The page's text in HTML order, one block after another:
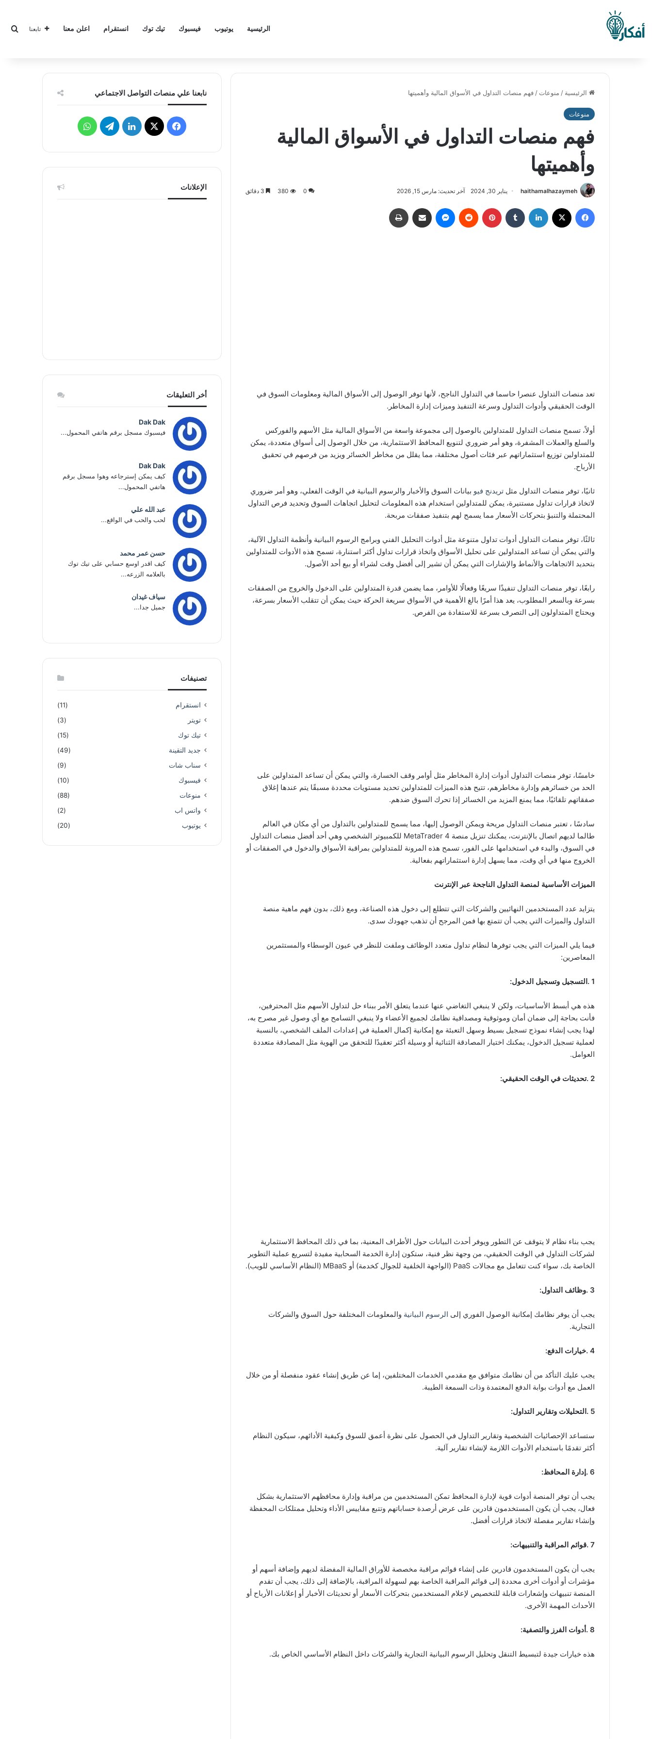
الرئيسية يوتيوب فيسبوك تيك توك انستقرام اعلن معنا تابعنا
الرئيسية / منوعات / فهم منصات التداول في الأسواق المالية وأهميتها
منوعات
فهم منصات التداول في الأسواق المالية
وأهميتها
haithamalhazaymeh يناير 30, 2024 آخر تحديث: مارس 15, 2026 0
380
فيسبوك لينكدإن بينتيريست ماسنجر مشاركة عبر البريد
تعد منصات التداول عنصرا حاسما في التداول الناجح، لأنها توفر الوصول إلى الأسواق المالية ومعلومات السوق في
الوقت الحقيقي وأدوات التداول وسرعة التنفيذ وميزات إدارة المخاطر.
أولاً، تسمح منصات التداول للمتداولين بالوصول إلى مجموعة واسعة من الأسواق المالية مثل الأسهم والفوركس
والسلع والعملات المشفرة، وهو أمر ضروري لتنويع المحافظ الاستثمارية، من خلال الوصول إلى أسواق متعددة، يمكن
للمتداولين توزيع استثماراتهم عبر فئات أصول مختلفة، مما يقلل من مخاطر الخسائر ويزيد من فرصهم في تحقيق
الأرباح.
ثانيًا، توفر منصات التداول مثل تريدنج فيو بيانات السوق والأخبار والرسوم البيانية في الوقت الفعلي، وهو أمر ضروري
لاتخاذ قرارات تداول مستنيرة، يمكن للمتداولين استخدام هذه المعلومات لتحليل اتجاهات السوق وتحديد فرص التداول
المحتملة والتنبؤ بتحركات الأسعار مما يسمح لهم بتنفيذ صفقات مربحة.
ثالثًا، توفر منصات التداول أدوات تداول متنوعة مثل أدوات التحليل الفني وبرامج الرسوم البيانية وأنظمة التداول الآلية،
والتي يمكن أن تساعد المتداولين على تحليل الأسواق واتخاذ قرارات تداول أكثر استنارة، تسمح هذه الأدوات للمتداولين
بتحديد الاتجاهات والأنماط والإشارات التي يمكن أن تشير إلى أفضل وقت لشراء أو بيع أحد الأصول.
رابعًا، توفر منصات التداول تنفيذًا سريعًا وفعالًا للأوامر، مما يضمن قدرة المتداولين على الدخول والخروج من الصفقات
بسرعة وبالسعر المطلوب، يعد هذا أمرًا بالغ الأهمية في الأسواق سريعة الحركة حيث يمكن أن تتقلب الأسعار بسرعة،
ويحتاج المتداولون إلى التصرف بسرعة للاستفادة من الفرص.
خامسًا، توفر منصات التداول أدوات إدارة المخاطر مثل أوامر وقف الخسارة، والتي يمكن أن تساعد المتداولين على
الحد من خسائرهم وإدارة مخاطرهم، تتيح هذه الميزات للمتداولين تحديد مستويات محددة مسبقًا يتم عندها إغلاق
صفقاتهم تلقائيًا، مما يمنع المزيد من الخسائر إذا تحرك السوق ضدهم.
سادسًا ، تعتبر منصات التداول مريحة ويمكن الوصول إليها، مما يسمح للمتداولين بالتداول من أي مكان في العالم
طالما لديهم اتصال بالإنترنت، يمكنك تنزيل منصة MetaTrader 4 للكمبيوتر الشخصي وهي أحد أفضل منصات التداول
في السوق، والبدء في استخدامها على الفور، تسمح هذه المرونة للمتداولين بمراقبة الأسواق والدخول في الصفقات أو
الخروج منها في أي وقت، مما يسهل إدارة استثماراتهم بفعالية.
الميزات الأساسية لمنصة التداول الناجحة عبر الإنترنت
يتزايد عدد المستخدمين النهائيين والشركات التي تتطلع إلى دخول هذه الصناعة، ومع ذلك، بدون فهم ماهية منصة
التداول والميزات التي يجب أن تتمتع بها فمن المرجح أن تذهب جهودك سدى.
فيما يلي الميزات التي يجب توفرها لنظام تداول متعدد الوظائف وملفت للنظر في عيون الوسطاء والمستثمرين
المعاصرين:
1 .التسجيل وتسجيل الدخول:
هذه هي أبسط الأساسيات، ولكن لا ينبغي التغاضي عنها عندما يتعلق الأمر ببناء حل لتداول الأسهم مثل المحترفين،
فأنت بحاجة إلى ضمان أمان وموثوقية ومصداقية نظامك لجميع الأعضاء ولا ينبغي التسامح مع أي وصول غير مصرح به،
لهذا يجب إنشاء نموذج تسجيل بسيط وسهل التعبئة مع إمكانية إكمال العملية في إعدادات الملف الشخصي، بالنسبة
لعملية تسجيل الدخول، يمكنك اختيار المصادقة الثنائية أو وسيلة أكثر تعقيدًا للتحقق من الهوية مثل المصادقة متعددة
العوامل.
2 .تحديثات في الوقت الحقيقي:
يجب بناء نظام لا يتوقف عن التطور ويوفر أحدث البيانات حول الأطراف المعنية، بما في ذلك المحافظ الاستثمارية
لشركات التداول في الوقت الحقيقي، من وجهة نظر فنية، ستكون إدارة الخدمة السحابية مفيدة لتسريع عملية التطوير
الخاصة بك، سواء كنت تتعامل مع مجالات PaaS (الواجهة الخلفية للجوال كخدمة) أو MBaaS (النظام الأساسي للويب).
3 .وظائف التداول:
يجب أن يوفر نظامك إمكانية الوصول الفوري إلى الرسوم البيانية والمعلومات المختلفة حول السوق والشركات
التجارية.
4 .خيارات الدفع:
يجب عليك التأكد من أن نظامك متوافق مع مقدمي الخدمات المختلفين، إما عن طريق إنشاء عقود منفصلة أو من خلال
العمل مع أدوات بوابة الدفع المعتمدة وذات السمعة الطيبة.
5 .التحليلات وتقارير التداول:
ستساعد الإحصائيات الشخصية وتقارير التداول في الحصول على نظرة أعمق للسوق وكيفية الأدائهم، سيكون النظام
أكثر تقدمًا باستخدام الأدوات اللازمة لإنشاء تقارير آلية.
6 .إدارة المحافظ:
يجب أن توفر المنصة أدوات قوية لإدارة المحافظ تمكن المستخدمين من مراقبة وإدارة محافظهم الاستثمارية بشكل
فعال، يجب أن يكون المستخدمون قادرين على عرض أرصدة حساباتهم وتتبع مقاييس الأداء وتحليل ممتلكات المحفظة
وإنشاء تقارير مفصلة لاتخاذ قرارات أفضل.
7 .قوائم المراقبة والتنبيهات:
يجب أن يكون المستخدمون قادرين على إنشاء قوائم مراقبة مخصصة للأوراق المالية المفضلة لديهم وإضافة أسهم أو
مؤشرات أو أدوات أخرى محددة إلى قوائم المراقبة الخاصة بهم لسهولة المراقبة، بالإضافة إلى ذلك، يجب أن تقدم
المنصة تنبيهات وإشعارات قابلة للتخصيص لإعلام المستخدمين بتحركات الأسعار أو تحديثات الأخبار أو إعلانات الأرباح أو
الأحداث المهمة الأخرى.
8 .أدوات الفرز والتصفية:
هذه خيارات جيدة لتبسيط التنقل وتحليل الرسوم البيانية التجارية والشركات داخل النظام الأساسي الخاص بك.
نابعنا علي منصات التواصل الاجتماعي
فيسبوك
‫X لينكدإنتيلقرامواتساب
الإعلانات
أخر التعليقات
Dak Dak
فيسبوك مسجل برقم هاتفي المحمول...
Dak Dak
كيف يمكن إسترجاعه وهوا مسجل برقم
هاتفي المحمول...
عبد الله علي
لحب والحب في الواقع...
حسن عمر محمد
كيف اقدر اوسع حسابي على تيك توك
بالعلامه الزرعه...
سياف غيدان
جميل جدا...
تصنيفات
انستقرام
(11)
تويتر
(3)
تيك توك
(15)
جديد التقينة
(49)
سناب شات
(9)
فيسبوك
(10)
منوعات
(88)
واتس اب
(2)
يوتيوب
(20)